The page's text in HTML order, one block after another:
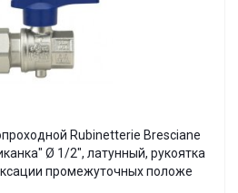
Rubinetterie Bresciane
Ø 1/2", латунный, рукоятка
промежуточных положе